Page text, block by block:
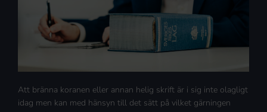
Att bränna koranen eller annan helig skrift är i sig inte olagligt
idag men kan med hänsyn till det sätt på vilket gärningen